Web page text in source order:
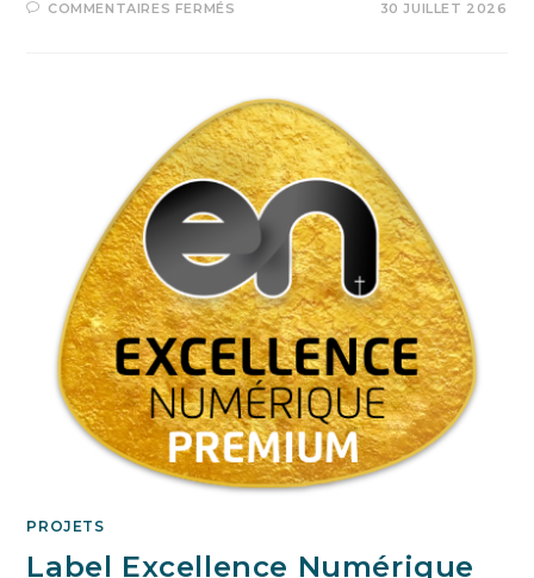
COMMENTAIRES FERMÉS 30 JUILLET 2026
PROJETS
Label Excellence Numérique